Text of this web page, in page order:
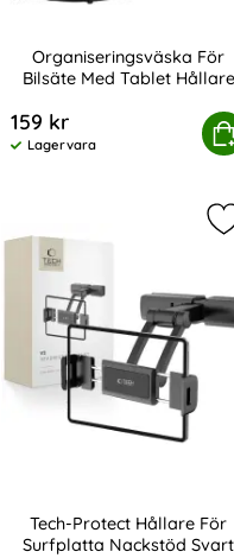
Organiseringsväska För
Bilsäte Med Tablet Hållare
159 kr
Tillgänglighet:
Lagervara
Köp
För
Tech-Protect Hållare För
Surfplatta Nackstöd Svart